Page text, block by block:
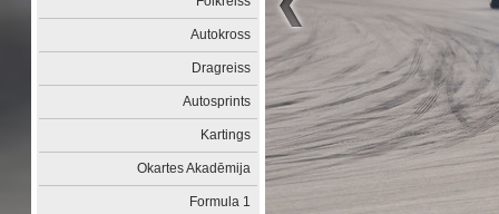
Autokross
Dragreiss
Autosprints
Kartings
Okartes Akadēmija
Formula 1